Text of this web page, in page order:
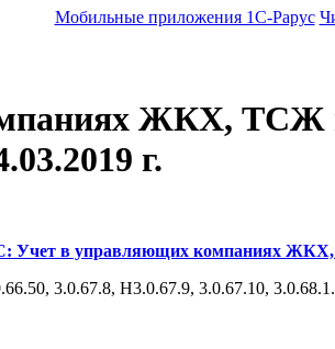
Мобильные приложения 1С-Рарус
ЖКХ,
г.
Учет в управляющих компаниях
3.0.67.8, Н3.0.67.9, 3.0.67.10, 3.0.68.1.